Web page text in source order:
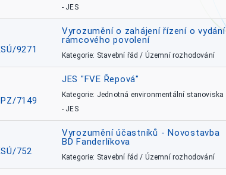
- JES
9271
Vyrozumění o zahájení řízení o vydání
rámcového povolení
Kategorie: Stavební řád / Územní rozhodování
7149
JES "FVE Řepová"
Kategorie: Jednotná environmentální stanoviska
- JES
752
Vyrozumění účastníků - Novostavba
BD Fanderlíkova
Kategorie: Stavební řád / Územní rozhodování